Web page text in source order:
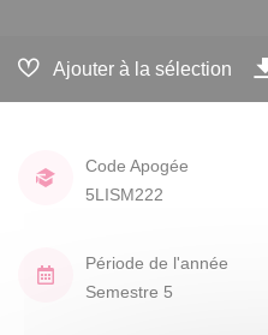
Ajouter à la sélection
Code Apogée
5LISM222
Période de l'année
Semestre 5